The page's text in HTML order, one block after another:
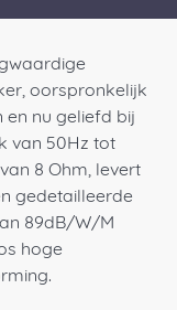
oorspronkelijk
nu geliefd bij
van 50Hz tot
8 Ohm, levert
gedetailleerde
89dB/W/M
hoge